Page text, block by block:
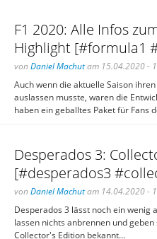
F1 2020: Alle Infos
Highlight [#formula1
von Daniel Machutam 15.04.2020 -
Auch wenn die aktuelle Saison
auslassen musste, waren die
haben ein geballtes Paket für Fans
Desperados 3:
[#desperados3
von Daniel Machutam 14.04.2020 -
Desperados 3 lässt noch ein wenig
lassen nichts anbrennen und
Collector's Edition bekannt...